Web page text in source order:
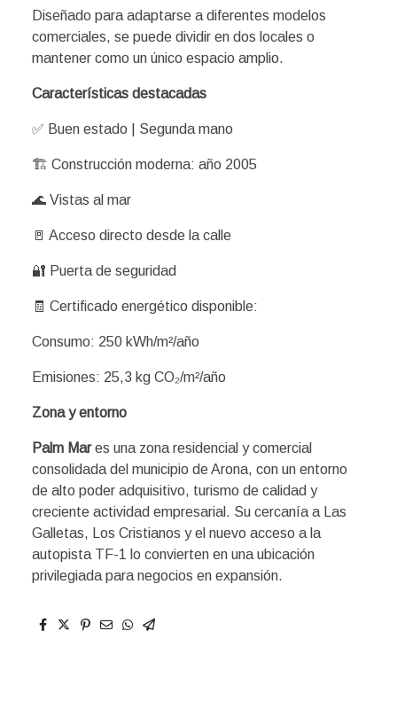
Diseñado para adaptarse a diferentes modelos
comerciales, se puede dividir en dos locales o
mantener como un único espacio amplio.
Características destacadas
✅ Buen estado | Segunda mano
🏗️ Construcción moderna: año 2005
🌊 Vistas al mar
🚪 Acceso directo desde la calle
🔐 Puerta de seguridad
🧾 Certificado energético disponible:
Consumo: 250 kWh/m²/año
Emisiones: 25,3 kg CO₂/m²/año
Zona y entorno
Palm Mares una zona residencial y comercial
consolidada del municipio de Arona, con un entorno
de alto poder adquisitivo, turismo de calidad y
creciente actividad empresarial. Su cercanía a Las
Galletas, Los Cristianos y el nuevo acceso a la
autopista TF-1 lo convierten en una ubicación
privilegiada para negocios en expansión.